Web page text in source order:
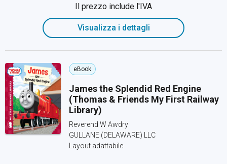
Il prezzo include l'IVA
Visualizza i dettagli
eBook
James the Splendid Red Engine
(Thomas & Friends My First Railway
Library)
Reverend W Awdry
GULLANE (DELAWARE) LLC
Layout adattabile